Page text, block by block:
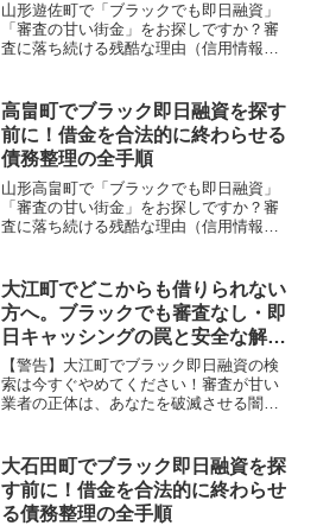
山形遊佐町で「ブラックでも即日融資」
「審査の甘い街金」をお探しですか？審
査に落ち続ける残酷な理由（信用情報と
底解説。多重債務の地獄から抜け出し、
合法的に借金を減額・免除する「債務整
理」の正しい知識と、今すぐ督促を止め
る無料相談窓口をご案内します。
高畠町でブラック即日融資を探す
前に！借金を合法的に終わらせる
債務整理の全手順
山形高畠町で「ブラックでも即日融資」
「審査の甘い街金」をお探しですか？審
査に落ち続ける残酷な理由（信用情報と
底解説。多重債務の地獄から抜け出し、
合法的に借金を減額・免除する「債務整
理」の正しい知識と、今すぐ督促を止め
る無料相談窓口をご案内します。
大江町でどこからも借りられない
方へ。ブラックでも審査なし・即
日キャッシングの罠と安全な解決
策
【警告】大江町でブラック即日融資の検
索は今すぐやめてください！審査が甘い
業者の正体は、あなたを破滅させる闇金
町で違法業者を避け、借金地獄から抜け
出した方々の実体験と確実な解決策を完
全公開。
大石田町でブラック即日融資を探
す前に！借金を合法的に終わらせ
る債務整理の全手順